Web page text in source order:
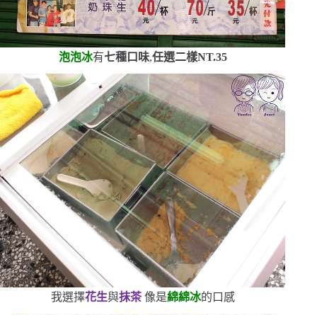
泡泡冰有七種口味,任選二樣NT.35
我選擇花生與抹茶 像是綿綿冰的口感